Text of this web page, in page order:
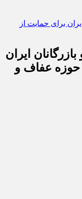
ایران
حوزه عفاف و